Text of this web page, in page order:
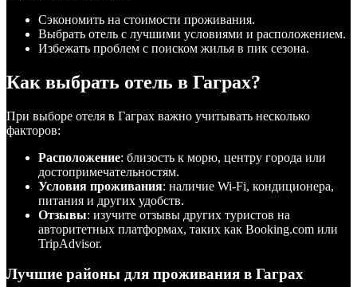
Сэкономить на стоимости проживания.
Выбрать отель с лучшими условиями и расположением.
Избежать проблем с поиском жилья в пик сезона.
Как выбрать отель в Гаграх?
При выборе отеля в Гаграх важно учитывать несколько
факторов:
Расположение: близость к морю, центру города или
достопримечательностям.
Условия проживания: наличие Wi-Fi, кондиционера,
питания и других удобств.
Отзывы: изучите отзывы других туристов на
авторитетных платформах, таких как Booking.com или
TripAdvisor.
Лучшие районы для проживания в Гаграх